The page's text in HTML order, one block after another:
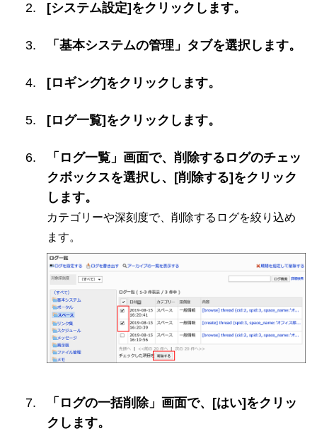
[システム設定]をクリックします。
「基本システムの管理」タブを選択します。
[ロギング]をクリックします。
[ログ一覧]をクリックします。
「ログ一覧」画面で、削除するログのチェッ
クボックスを選択し、[削除する]をクリック
します。
カテゴリーや深刻度で、削除するログを絞り込め
ます。
「ログの一括削除」画面で、[はい]をクリッ
クします。